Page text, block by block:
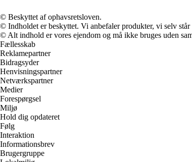
© Beskyttet af ophavsretsloven.
© Indholdet er beskyttet. Vi anbefaler produkter, vi selv
© Alt indhold er vores ejendom og må ikke bruges uden
Fællesskab
Reklamepartner
Bidragsyder
Henvisningspartner
Netværkspartner
Medier
Forespørgsel
Miljø
Hold dig opdateret
Følg
Interaktion
Informationsbrev
Brugergruppe